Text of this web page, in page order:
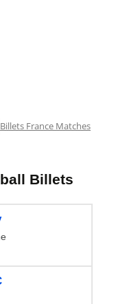
Billets France Matches